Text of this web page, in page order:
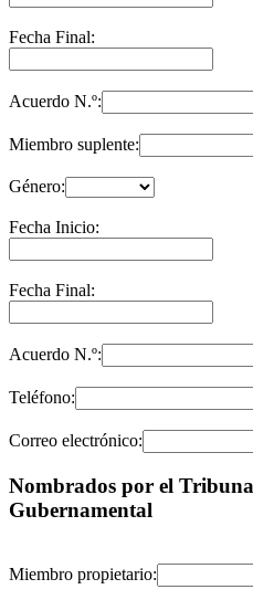
Fecha Final:
Acuerdo N.º:
Miembro suplente:
Género:
Fecha Inicio:
Fecha Final:
Acuerdo N.º:
Teléfono:
Correo electrónico:
Nombrados por el
Gubernamental
Miembro propietario: